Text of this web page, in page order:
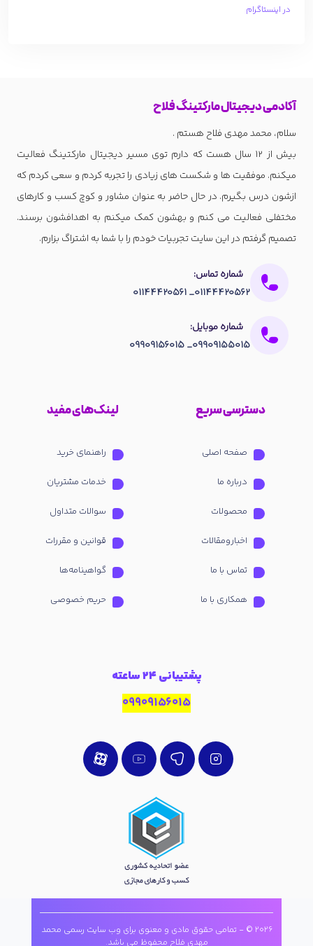
در اینستاگرام
آکادمی دیجیتال مارکتینگ فلاح
سلام، محمد مهدی فلاح هستم .
بیش از 12 سال هست که دارم توی مسیر دیجیتال مارکتینگ فعالیت
میکنم. موفقیت ها و شکست های زیادی را تجربه کردم و سعی کردم که
ازشون درس بگیرم. در حال حاضر به عنوان مشاور و کوچ کسب و کارهای
مختفلی فعالیت می کنم و بهشون کمک میکنم به اهدافشون برسند.
تصمیم گرفتم در این سایت تجربیات خودم را با شما به اشتراگ بزارم.
شماره تماس:
01144420562_ 01144420561
شماره موبایل:
09909155015_ 09909156015
دسترسی سریع
صفحه اصلی
درباره ما
محصولات
اخبارومقالات
تماس با ما
همکاری با ما
لینک‌های مفید
راهنمای خرید
خدمات مشتریان
سوالات متداول
قوانین و مقررات
گواهینامه‌ها
حریم خصوصی
پشتیبانی 24 ساعته
09909156015
2026 © - تمامی حقوق مادی و معنوی برای وب سایت رسمی محمد
مهدی فلاح محفوظ می باشد.